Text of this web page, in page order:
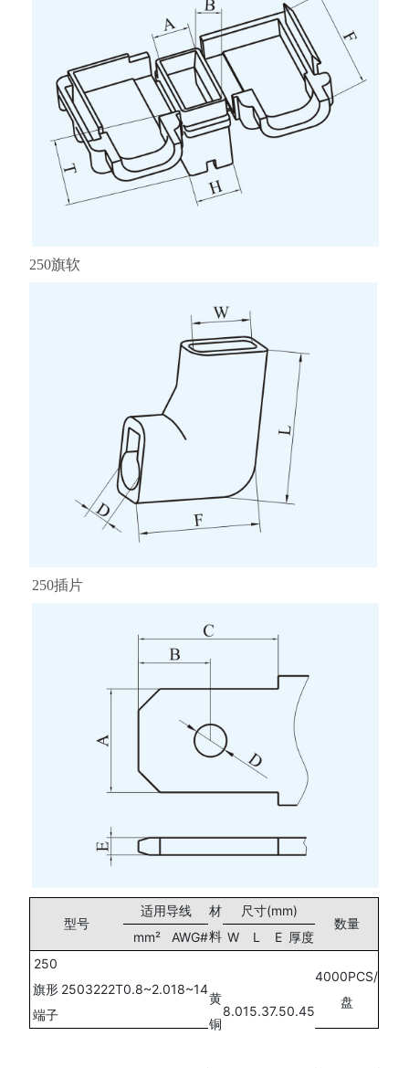
250旗软
250插片
型号
适用导线
材
料
尺寸(mm)
数量
mm²
AWG# W L E 厚度
250
旗形
端子
2503222T0.8~2.018~14
黄
铜
8.015.37.50.45
4000PCS/
盘